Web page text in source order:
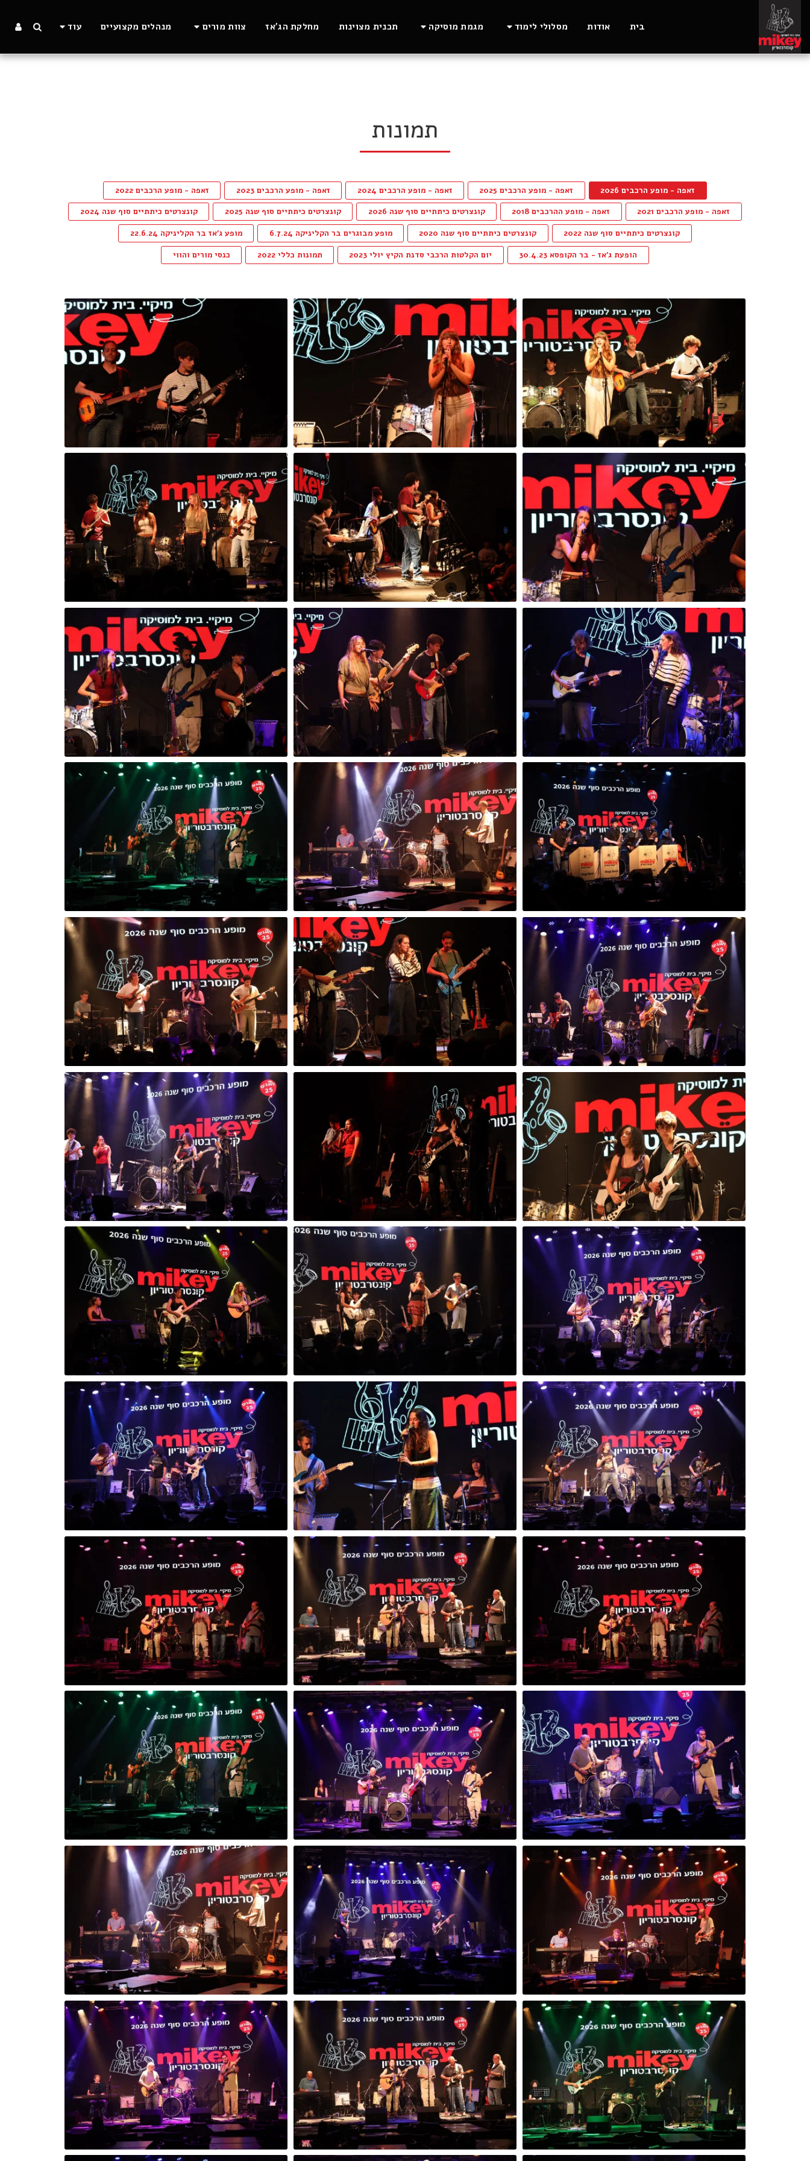
בית אודות מסלולי לימוד מגמת מוסיקה תכנית מצוינות מחלקת הג'אז צוות מורים מנהלים מקצועיים עוד
תמונות
זאפה - מופע הרכבים 2026 זאפה - מופע הרכבים 2025 זאפה - מופע הרכבים 2024 זאפה - מופע הרכבים 2023
זאפה - מופע הרכבים 2022
זאפה - מופע הרכבים 2021
זאפה - מופע ההרכבים 2018 קונצרטים כיתתיים סוף שנה 2026 קונצרטים כיתתיים סוף שנה 2025
קונצרטים כיתתיים סוף שנה 2024
קונצרטים כיתתיים סוף שנה 2022
קונצרטים כיתתיים סוף שנה 2020 מופע מבוגרים בר הקליניקה 6.7.24
מופע ג'אז בר הקליניקה 22.6.24
הופעת ג'אז - בר הקופסא 30.4.23
יום הקלטות הרכבי סדנת הקיץ יולי 2023 תמונות כללי 2022 כנסי מורים והווי